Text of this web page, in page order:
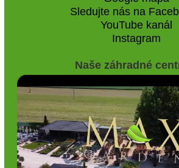
Sledujte nás na
YouTube kanál
Instagram
Naše záhradné